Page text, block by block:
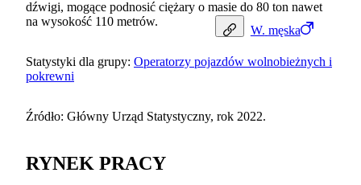
W. męska
dźwigi, mogące podnosić ciężary o masie do 80 ton nawet
na wysokość 110 metrów.
Statystyki dla grupy: Operatorzy pojazdów wolnobieżnych i
pokrewni
Źródło: Główny Urząd Statystyczny, rok 2022.
RYNEK PRACY